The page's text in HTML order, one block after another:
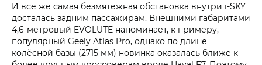
И всё же самая безмятежная обстановка внутри i‑SKY
досталась задним пассажирам. Внешними габаритами
4,6-метровый EVOLUTE напоминает, к примеру,
популярный Geely Atlas Pro, однако по длине
колёсной базы (2715 мм) новинка оказалась ближе к